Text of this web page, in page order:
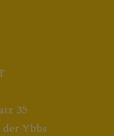
35
Ybbs